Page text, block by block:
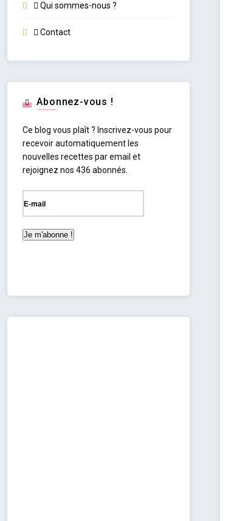
Qui sommes-nous ?
Contact
Abonnez-vous !
Ce blog vous plaît ? Inscrivez-vous pour
recevoir automatiquement les
nouvelles recettes par email et
rejoignez nos 436 abonnés.